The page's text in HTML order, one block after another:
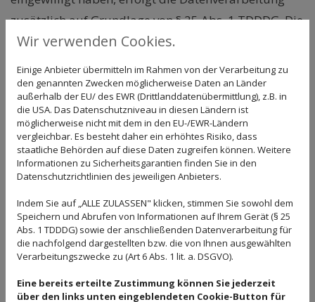
zusätzlich auf Grundlage von § 25 Abs. 1 TDDDG. Die
jeweilige Einwilligung ist jederzeit widerrufbar. Sind
Ihre Daten zur Vertragserfüllung oder zur
Durchführung vorvertraglicher Maßnahmen
erforderlich, verarbeiten wir Ihre Daten auf
Grundlage des Art. 6 Abs. 1 lit. b DS-GVO. Des
Weiteren verarbeiten wir Ihre Daten, sofern diese zur
Erfüllung einer rechtlichen Verpflichtung
c DS-GVO. Die Datenverarbeitung kann ferner auf
Grundlage unseres berechtigten Interesses nach Art.
6 Abs. 1 lit. f DS-GVO erfolgen. Über die jeweils im
den folgenden Absätzen dieser
Wir verwenden Cookies.
Einige Anbieter übermitteln im Rahmen von der Verarbeitung zu
den genannten Zwecken möglicherweise Daten an Länder
außerhalb der EU/ des EWR (Drittlanddatenübermittlung), z.B. in
die USA. Das Datenschutzniveau in diesen Ländern ist
möglicherweise nicht mit dem in den EU-/EWR-Ländern
vergleichbar. Es besteht daher ein erhöhtes Risiko, dass
staatliche Behörden auf diese Daten zugreifen können. Weitere
Informationen zu Sicherheitsgarantien finden Sie in den
Datenschutzrichtlinien des jeweiligen Anbieters.
Indem Sie auf „ALLE ZULASSEN" klicken, stimmen Sie sowohl dem
Speichern und Abrufen von Informationen auf Ihrem Gerät (§ 25
Abs. 1 TDDDG) sowie der anschließenden Datenverarbeitung für
die nachfolgend dargestellten bzw. die von Ihnen ausgewählten
Verarbeitungszwecke zu (Art 6 Abs. 1 lit. a. DSGVO).
Eine bereits erteilte Zustimmung können Sie jederzeit
über den links unten eingeblendeten Cookie-Button für